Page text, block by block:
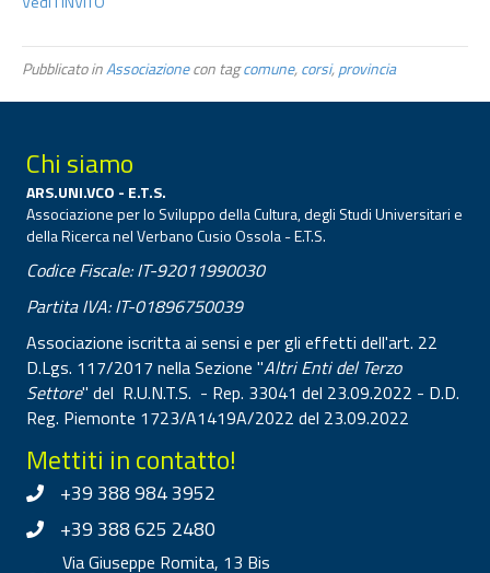
Pubblicato inAssociazionecon tagcomune,corsi,provincia
Chi siamo
ARS.UNI.VCO - E.T.S.
Associazione per lo Sviluppo della Cultura, degli Studi Universitari e
della Ricerca nel Verbano Cusio Ossola - E.T.S.
Codice Fiscale: IT-92011990030
Partita IVA: IT-01896750039
Associazione iscritta ai sensi e per gli effetti dell'art. 22
D.Lgs. 117/2017 nella Sezione "Altri Enti del Terzo
Settore" del R.U.N.T.S. - Rep. 33041 del 23.09.2022 - D.D.
Reg. Piemonte 1723/A1419A/2022 del 23.09.2022
Mettiti in contatto!
+39 388 984 3952
+39 388 625 2480
Via Giuseppe Romita, 13 Bis